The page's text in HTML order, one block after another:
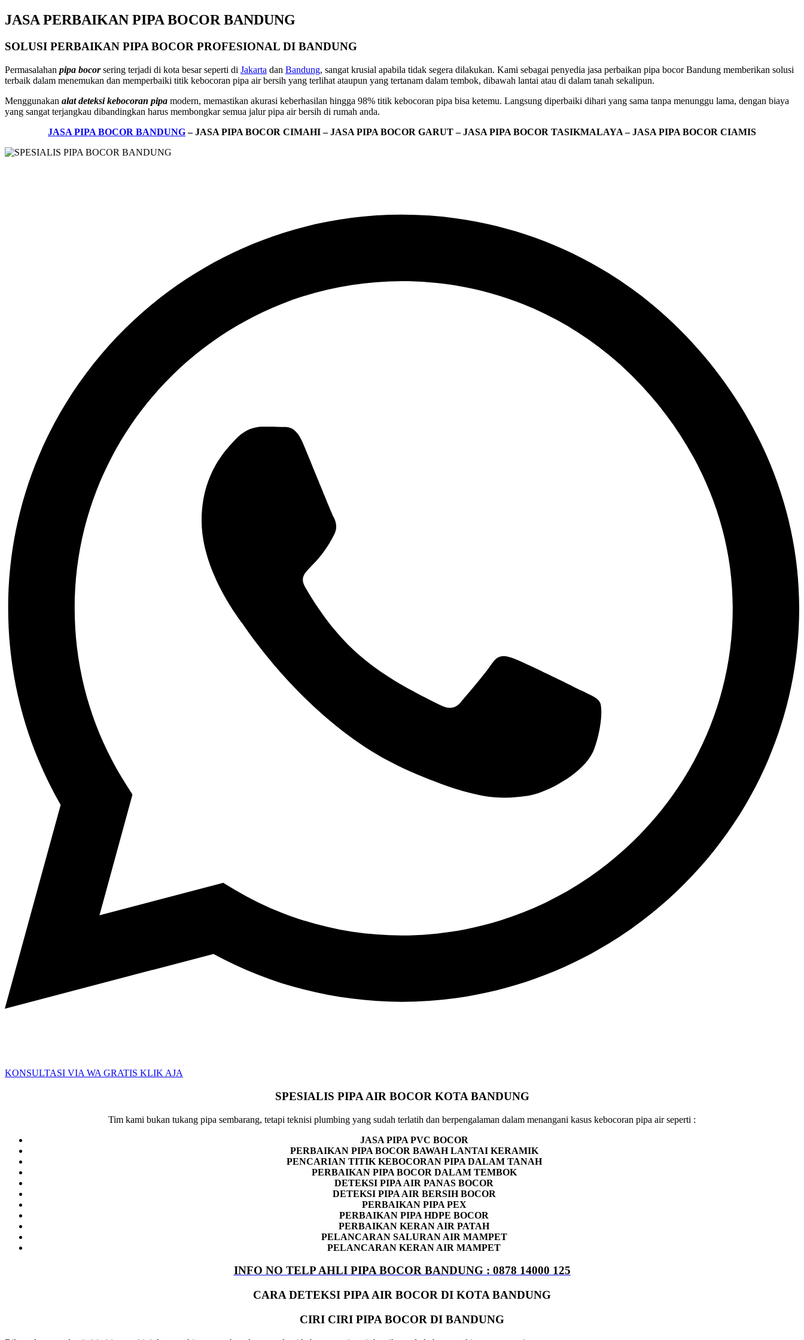
JASA PERBAIKAN PIPA BOCOR BANDUNG
SOLUSI PERBAIKAN PIPA BOCOR PROFESIONAL DI BANDUNG
Permasalahan pipa bocorsering terjadi di kota besar seperti di Jakarta dan Bandung, sangat krusial apabila tidak segera dilakukan. Kami sebagai penyedia jasa perbaikan pipa bocor Bandung memberikan solusi
terbaik dalam menemukan dan memperbaiki titik kebocoran pipa air bersih yang terlihat ataupun yang tertanam dalam tembok, dibawah lantai atau di dalam tanah sekalipun.
Menggunakan alat deteksi kebocoran pipa modern, memastikan akurasi keberhasilan hingga 98% titik kebocoran pipa bisa ketemu. Langsung diperbaiki dihari yang sama tanpa menunggu lama, dengan biaya
yang sangat terjangkau dibandingkan harus membongkar semua jalur pipa air bersih di rumah anda.
JASA PIPA BOCOR BANDUNG– JASA PIPA BOCOR CIMAHI – JASA PIPA BOCOR GARUT – JASA PIPA BOCOR TASIKMALAYA – JASA PIPA BOCOR CIAMIS
KONSULTASI VIA WA GRATIS KLIK AJA
SPESIALIS PIPA AIR BOCOR KOTA BANDUNG
Tim kami bukan tukang pipa sembarang, tetapi teknisi plumbing yang sudah terlatih dan berpengalaman dalam menangani kasus kebocoran pipa air seperti :
JASA PIPA PVC BOCOR
PERBAIKAN PIPA BOCOR BAWAH LANTAI KERAMIK
PENCARIAN TITIK KEBOCORAN PIPA DALAM TANAH
PERBAIKAN PIPA BOCOR DALAM TEMBOK
DETEKSI PIPA AIR PANAS BOCOR
DETEKSI PIPA AIR BERSIH BOCOR
PERBAIKAN PIPA PEX
PERBAIKAN PIPA HDPE BOCOR
PERBAIKAN KERAN AIR PATAH
PELANCARAN SALURAN AIR MAMPET
PELANCARAN KERAN AIR MAMPET
INFO NO TELP AHLI PIPA BOCOR BANDUNG : 0878 14000 125
CARA DETEKSI PIPA AIR BOCOR DI KOTA BANDUNG
CIRI CIRI PIPA BOCOR DI BANDUNG